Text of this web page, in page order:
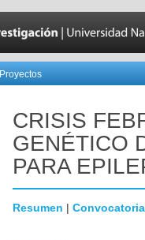
Proyectos
CRISIS
GENÉTICO
PARA
Resumen | Convocatoria